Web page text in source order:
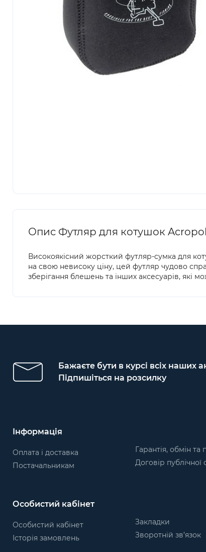
Опис Футляр для котушок
Високоякісний жорсткий футляр-сумка для
на свою невисоку ціну, цей футляр чудово
зберігання блешень та інших аксесуарів, які
Бажаєте бути в курсі всіх наших
Підпишіться на розсилку
Інформація
Оплата і доставка
Постачальникам
Гарантія, обмін
Договір публічної
Особистий кабінет
Особистий кабінет
Історія замовлень
Закладки
Зворотній зв’язок